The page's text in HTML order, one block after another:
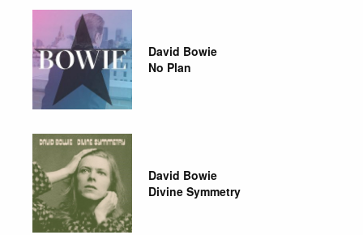
David Bowie
No Plan
David Bowie
Divine Symmetry